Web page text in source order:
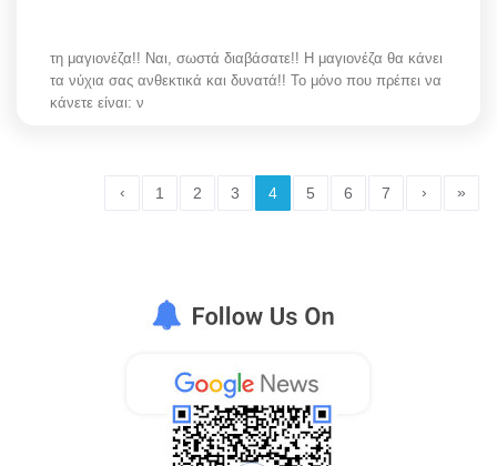
τη μαγιονέζα!! Ναι, σωστά διαβάσατε!! Η μαγιονέζα θα κάνει
τα νύχια σας ανθεκτικά και δυνατά!! Το μόνο που πρέπει να
κάνετε είναι: ν
‹ 1 2 3 4 5 6 7 › »